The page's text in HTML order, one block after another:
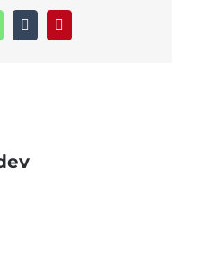
WhatsAppTumblr